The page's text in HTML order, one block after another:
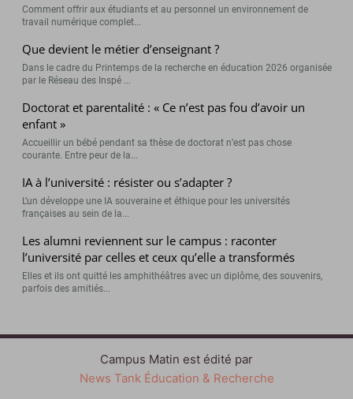
Comment offrir aux étudiants et au personnel un environnement de
travail numérique complet...
Que devient le métier d’enseignant ?
Dans le cadre du Printemps de la recherche en éducation 2026 organisée
par le Réseau des Inspé ...
Doctorat et parentalité : « Ce n’est pas fou d’avoir un
enfant »
Accueillir un bébé pendant sa thèse de doctorat n’est pas chose
courante. Entre peur de la...
IA à l’université : résister ou s’adapter ?
L’un développe une IA souveraine et éthique pour les universités
françaises au sein de la...
Les alumni reviennent sur le campus : raconter
l’université par celles et ceux qu’elle a transformés
Elles et ils ont quitté les amphithéâtres avec un diplôme, des souvenirs,
parfois des amitiés...
Campus Matin est édité par
News Tank Éducation & Recherche